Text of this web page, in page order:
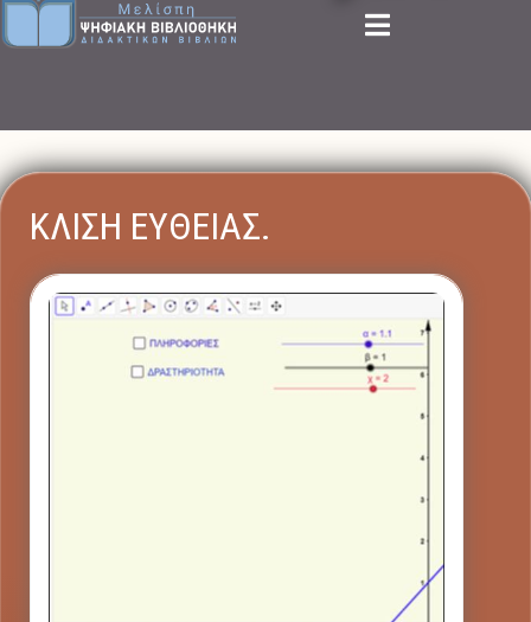
ΚΛΙΣΗ ΕΥΘΕΙΑΣ.